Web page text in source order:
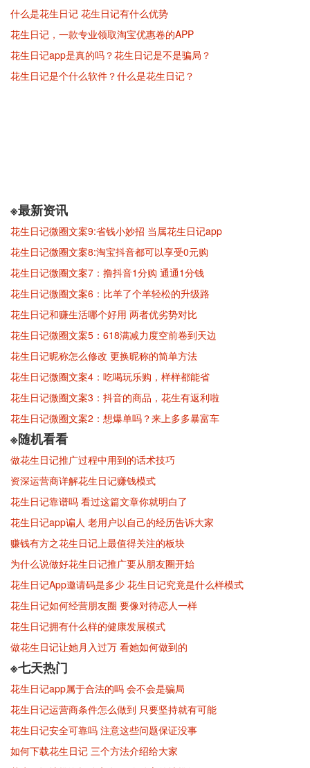
什么是花生日记 花生日记有什么优势
花生日记，一款专业领取淘宝优惠卷的APP
花生日记app是真的吗？花生日记是不是骗局？
花生日记是个什么软件？什么是花生日记？
※最新资讯
花生日记微圈文案9:省钱小妙招 当属花生日记app
花生日记微圈文案8:淘宝抖音都可以享受0元购
花生日记微圈文案7：撸抖音1分购 通通1分钱
花生日记微圈文案6：比羊了个羊轻松的升级路
花生日记和赚生活哪个好用 两者优劣势对比
花生日记微圈文案5：618满减力度空前卷到天边
花生日记昵称怎么修改 更换昵称的简单方法
花生日记微圈文案4：吃喝玩乐购，样样都能省
花生日记微圈文案3：抖音的商品，花生有返利啦
花生日记微圈文案2：想爆单吗？来上多多暴富车
※随机看看
做花生日记推广过程中用到的话术技巧
资深运营商详解花生日记赚钱模式
花生日记靠谱吗 看过这篇文章你就明白了
花生日记app谝人 老用户以自己的经历告诉大家
赚钱有方之花生日记上最值得关注的板块
为什么说做好花生日记推广要从朋友圈开始
花生日记App邀请码是多少 花生日记究竟是什么样模式
花生日记如何经营朋友圈 要像对待恋人一样
花生日记拥有什么样的健康发展模式
做花生日记让她月入过万 看她如何做到的
※七天热门
花生日记app属于合法的吗 会不会是骗局
花生日记运营商条件怎么做到 只要坚持就有可能
花生日记安全可靠吗 注意这些问题保证没事
如何下载花生日记 三个方法介绍给大家